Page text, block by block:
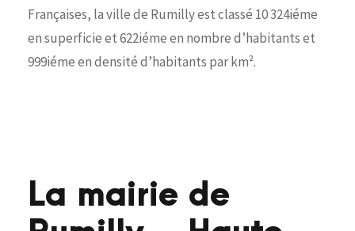
Françaises, la ville de Rumilly est classé 10 324iéme
en superficie et 622iéme en nombre d’habitants et
999iéme en densité d’habitants par km².
La mairie de